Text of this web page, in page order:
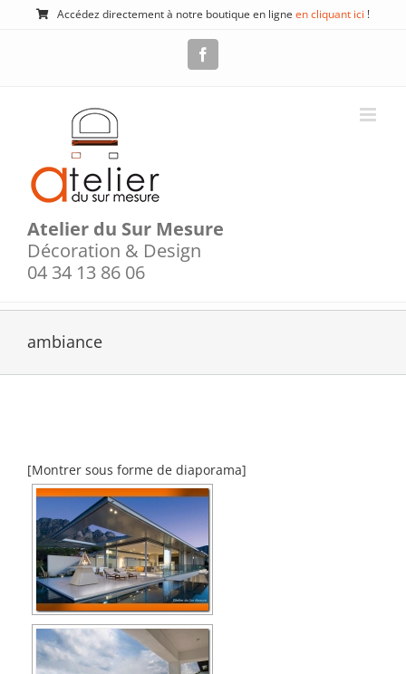
Passer
Accédez directement à notre boutique en ligne en cliquant ici !
Atelier du Sur Mesure
Décoration & Design
04 34 13 86 06
ambiance
[Montrer sous forme de diaporama]